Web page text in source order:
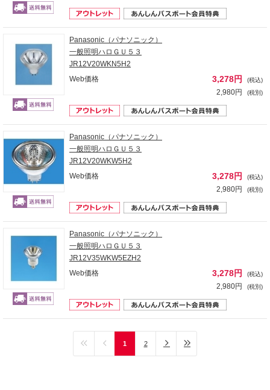
Panasonic（パナソニック）
一般照明ハロＧＵ５３
JR12V20WKN5H2
Web価格
3,278円 (税込)
2,980円 (税別)
Panasonic（パナソニック）
一般照明ハロＧＵ５３
JR12V20WKW5H2
Web価格
3,278円 (税込)
2,980円 (税別)
Panasonic（パナソニック）
一般照明ハロＧＵ５３
JR12V35WKW5EZH2
Web価格
3,278円 (税込)
2,980円 (税別)
1 2